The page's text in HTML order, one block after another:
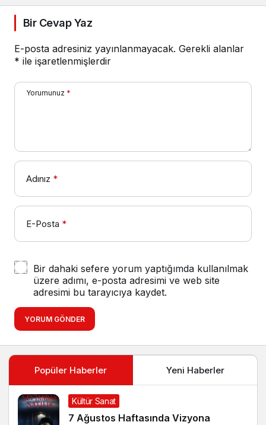
Bir Cevap Yaz
E-posta adresiniz yayınlanmayacak. Gerekli alanlar
* ile işaretlenmişlerdir
Yorumunuz *
Adınız *
E-Posta *
Bir dahaki sefere yorum yaptığımda kullanılmak
üzere adımı, e-posta adresimi ve web site
adresimi bu tarayıcıya kaydet.
YORUM GÖNDER
Popüler Haberler Yeni Haberler
Kültür Sanat
7 Ağustos Haftasında Vizyona